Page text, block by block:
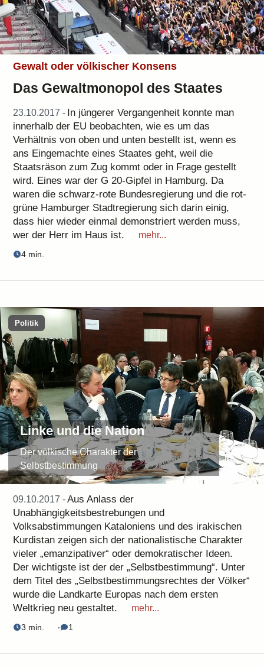
Gewalt oder völkischer Konsens
Das Gewaltmonopol des Staates
23.10.2017 - In jüngerer Vergangenheit konnte man
innerhalb der EU beobachten, wie es um das
Verhältnis von oben und unten bestellt ist, wenn es
ans Eingemachte eines Staates geht, weil die
Staatsräson zum Zug kommt oder in Frage gestellt
wird. Eines war der G 20-Gipfel in Hamburg. Da
waren die schwarz-rote Bundesregierung und die rot-
grüne Hamburger Stadtregierung sich darin einig,
dass hier wieder einmal demonstriert werden muss,
wer der Herr im Haus ist.
mehr...
4 min.
Politik
Linke und die Nation
Der völkische Charakter der
Selbstbestimmung
09.10.2017 -Aus Anlass der
Unabhängigkeitsbestrebungen und
Volksabstimmungen Kataloniens und des irakischen
Kurdistan zeigen sich der nationalistische Charakter
vieler „emanzipativer“ oder demokratischer Ideen.
Der wichtigste ist der der „Selbstbestimmung“. Unter
dem Titel des „Selbstbestimmungsrechtes der Völker“
wurde die Landkarte Europas nach dem ersten
Weltkrieg neu gestaltet.
mehr...
3 min. ‧ 1